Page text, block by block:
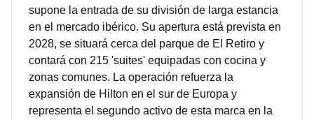
supone la entrada de su división de larga estancia
en el mercado ibérico. Su apertura está prevista en
2028, se situará cerca del parque de El Retiro y
contará con 215 'suites' equipadas con cocina y
zonas comunes. La operación refuerza la
expansión de Hilton en el sur de Europa y
representa el segundo activo de esta marca en la